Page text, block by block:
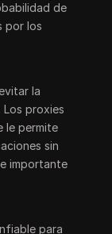
de
por los
la
proxies
le permite
sin
importante
para